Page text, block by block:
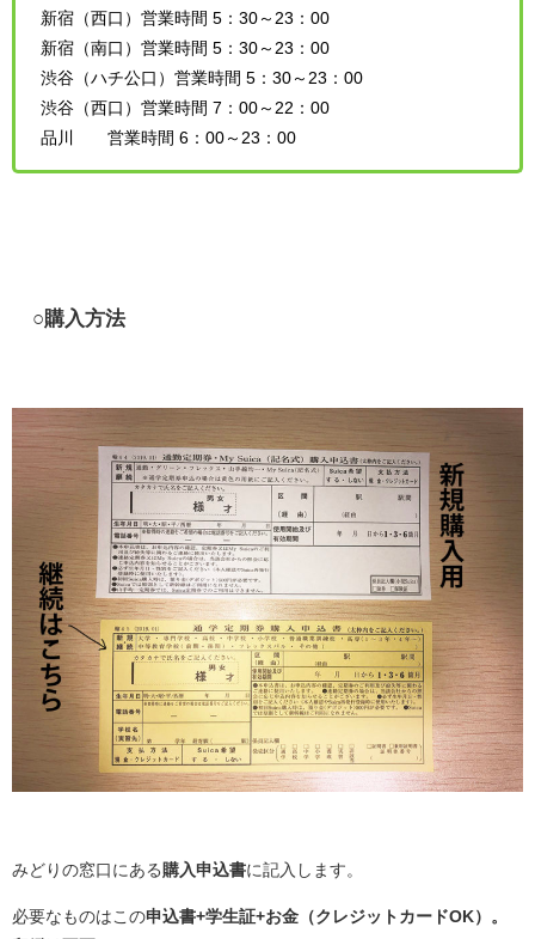
新宿（西口）営業時間 5：30～23：00
新宿（南口）営業時間 5：30～23：00
渋谷（ハチ公口）営業時間 5：30～23：00
渋谷（西口）営業時間 7：00～22：00
品川 営業時間 6：00～23：00
○購入方法
みどりの窓口にある 購入申込書に記入します。
必要なものはこの申込書+学生証+お金（クレジットカードOK）。